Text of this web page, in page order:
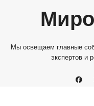
Мы освещаем главные
экспертов и